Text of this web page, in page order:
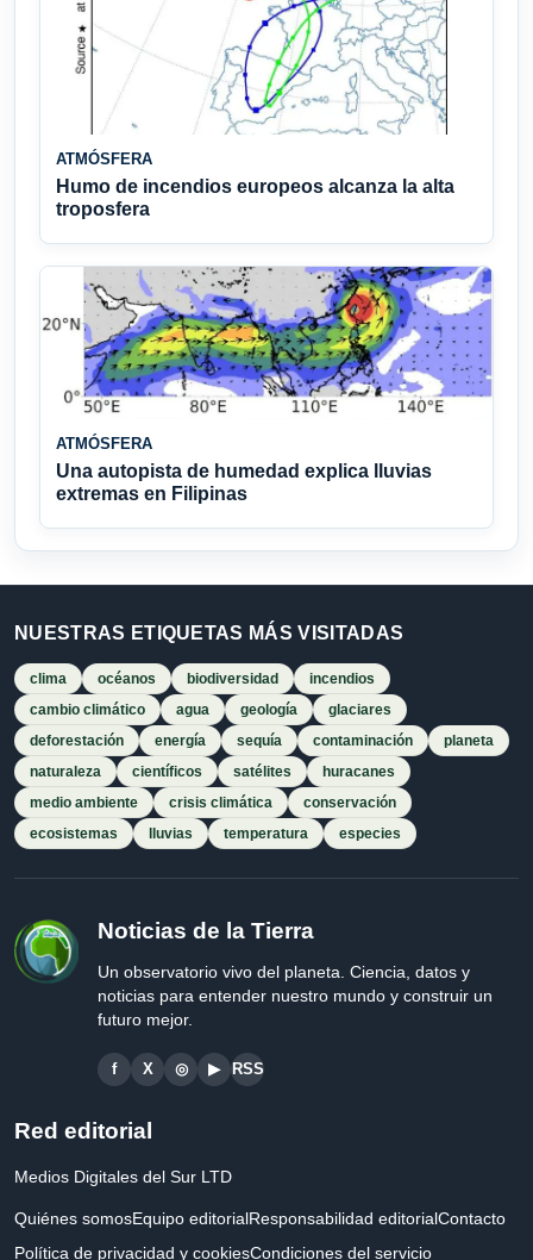
ATMÓSFERA
Humo de incendios europeos alcanza la alta
troposfera
ATMÓSFERA
Una autopista de humedad explica lluvias
extremas en Filipinas
NUESTRAS ETIQUETAS MÁS VISITADAS
clima océanos biodiversidad
incendios
cambio climático
agua geología
glaciares
deforestación
energía sequía contaminación
planeta
naturaleza
científicos satélites
huracanes
medio ambiente
crisis climática
conservación
ecosistemas
lluvias temperatura especies
Noticias de la Tierra
Un observatorio vivo del planeta. Ciencia, datos y
noticias para entender nuestro mundo y construir un
futuro mejor.
f X ◎ ▶ RSS
Red editorial
Medios Digitales del Sur LTD
Quiénes somosEquipo editorialResponsabilidad editorialContacto
Política de privacidad y cookiesCondiciones del servicio